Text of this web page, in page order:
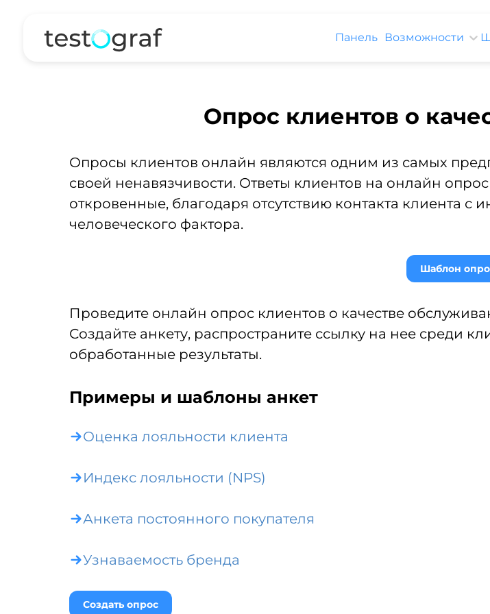
Панель Возможности
Опрос клиентов о
Опросы клиентов онлайн являются одним из самых
своей ненавязчивости. Ответы клиентов на онлайн
откровенные, благодаря отсутствию контакта клиента
человеческого фактора.
Шаблон
Проведите онлайн опрос клиентов о качестве
Создайте анкету, распространите ссылку на нее среди
обработанные результаты.
Примеры и шаблоны анкет
Оценка лояльности клиента
Индекс лояльности (NPS)
Анкета постоянного покупателя
Узнаваемость бренда
Создать опрос